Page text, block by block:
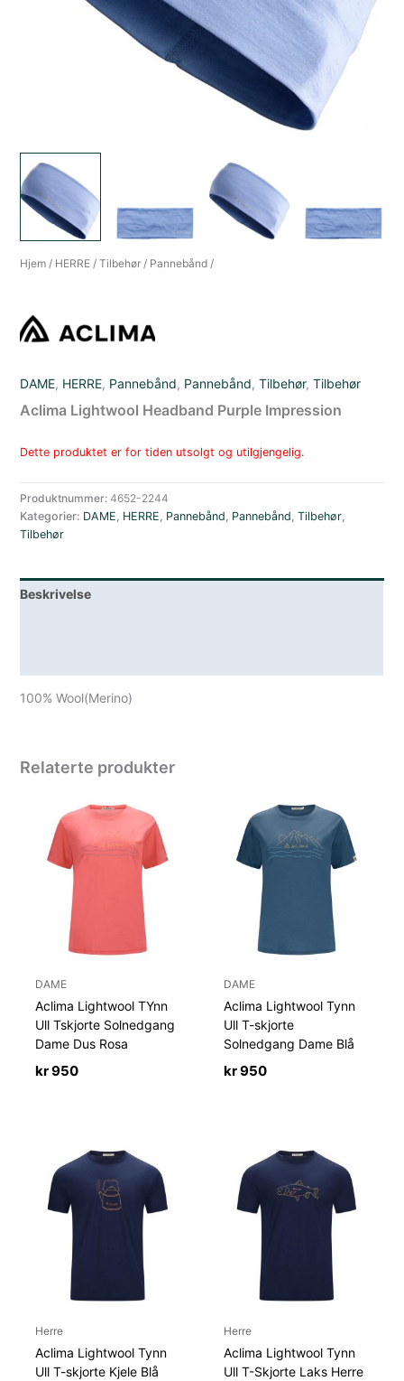
Hjem / HERRE /Tilbehør / Pannebånd /
DAME, HERRE, Pannebånd, Pannebånd,Tilbehør,Tilbehør
Aclima Lightwool Headband Purple Impression
Dette produktet er for tiden utsolgt og utilgjengelig.
Produktnummer:4652-2244
Kategorier: DAME HERRE Pannebånd Pannebånd ,Tilbehør
Tilbehør
Beskrivelse
100% Wool(Merino)
Relaterte produkter
DAME
Aclima Lightwool TYnn
Ull Tskjorte Solnedgang
Dame Dus Rosa
kr950
DAME
Aclima Lightwool Tynn
Ull T-skjorte
Solnedgang Dame Blå
kr950
Herre
Aclima Lightwool Tynn
Ull T-skjorte Kjele Blå
Herre
Aclima Lightwool Tynn
Ull T-Skjorte Laks Herre